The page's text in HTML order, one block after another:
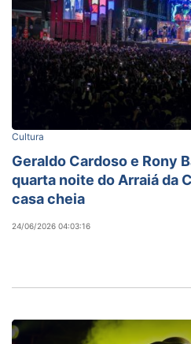
Cultura
Geraldo Cardoso e Rony
quarta noite do Arraiá da
casa cheia
24/06/2026 04:03:16